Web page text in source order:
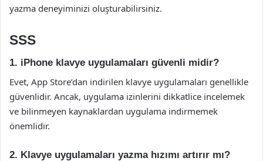
yazma deneyiminizi oluşturabilirsiniz.
SSS
1. iPhone klavye uygulamaları güvenli midir?
Evet, App Store’dan indirilen klavye uygulamaları genellikle
güvenlidir. Ancak, uygulama izinlerini dikkatlice incelemek
ve bilinmeyen kaynaklardan uygulama indirmemek
önemlidir.
2. Klavye uygulamaları yazma hızımı artırır mı?